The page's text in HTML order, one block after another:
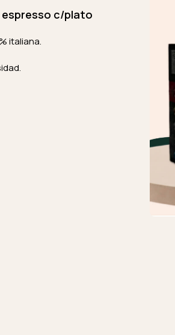
espresso c/plato
italiana.